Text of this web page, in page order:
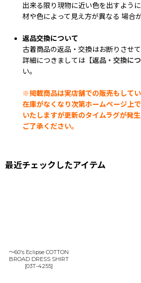
出来る限り現物に近い色を出すよう
材や色によって見え方が異なる 場合
返品交換について
古着商品の返品・交換はお断りさせ
詳細につきましては 【返品・交換につ
い。
※掲載商品は実店舗での販売もしてい
在庫がなくなり次第ホームページ上
いたしますが更新のタイムラグが発
ご了承ください。
最近チェックしたアイテム
〜60's Eclipse COTTON
BROAD DRESS SHIRT
[03T-4255]